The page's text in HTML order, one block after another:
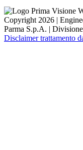
Copyright 2026 |
Parma S.p.A. |
Disclaimer trattamento